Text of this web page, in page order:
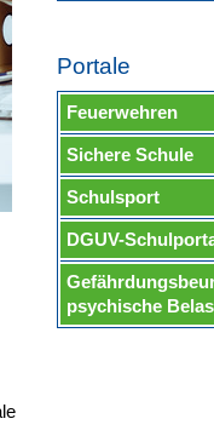
Portale
Feuerwehren
Sichere Schule
Schulsport
DGUV-
psychische